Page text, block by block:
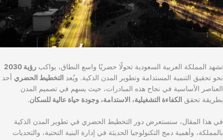
تشهد المملكة العربية السعودية تحولًا حضريًا واسع النطاق، يواكب رؤية 2030
نحو تحقيق التنمية المستدامة وتطوير المدن الذكية. ويُعد
التخطيط الحضري أحد
العناصر الأساسية في نجاح هذه المبادرات، حيث يسهم في تصميم المدن
بطريقة تحقق الكفاءة التشغيلية، الاستدامة، وجودة حياة عالية للسكان.
في هذا المقال، سنستعرض دور التخطيط الحضري في تطوير المدن الذكية
بالمملكة، وأهمية دمج التكنولوجيا الحديثة في إدارة البنية التحتية، والتحديات